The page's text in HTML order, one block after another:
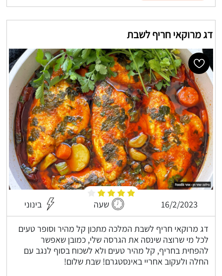
דג מרוקאי חריף לשבת
16/2/2023 שעה בינוני
דג מרוקאי חריף לשבת המלכה מתכון קל מהיר וסופר טעים
לכל מי שרוצה שינסה את הגרסה שלי, כמובן שאפשר
להפחית בחריף, קל מהיר טעים ולא לשכוח בסוף לנגב עם
החלה ולעקוב אחריי באינסטגרם! שבת שלום!